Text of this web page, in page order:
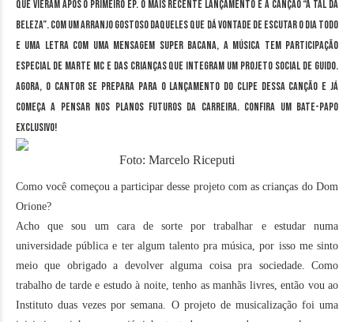
que vieram após o primeiro EP. O mais recente lançamento é a canção “A Tal da
Beleza”.Com um arranjo gostoso daqueles que dá vontade de escutar o dia todo
e uma letra com uma mensagem super bacana, a música tem participação
especial de Marte MC e das crianças que integram um projeto social de Guido.
Agora, o cantor se prepara para o lançamento do clipe dessa canção e já
começa a pensar nos planos futuros da carreira. Confira um bate-papo
exclusivo!
Foto: Marcelo Riceputi
Como você começou a participar desse projeto com as crianças do Dom
Orione?
Acho que sou um cara de sorte por trabalhar e estudar numa
universidade pública e ter algum talento pra música, por isso me sinto
meio que obrigado a devolver alguma coisa pra sociedade. Como
trabalho de tarde e estudo à noite, tenho as manhãs livres, então vou ao
Instituto duas vezes por semana. O projeto de musicalização foi uma